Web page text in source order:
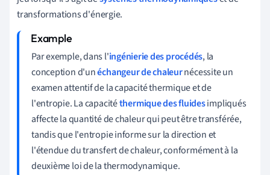
transformations d'énergie.
Par exemple, dans l'ingénierie des procédés, la
conception d'unéchangeur de chaleurnécessite un
examen attentif de la capacité thermique et de
l'entropie. La capacitéthermique des fluidesimpliqués
affecte la quantité de chaleur qui peut être transférée,
tandis que l'entropie informe sur la direction et
l'étendue du transfert de chaleur, conformément à la
deuxième loi de la thermodynamique.